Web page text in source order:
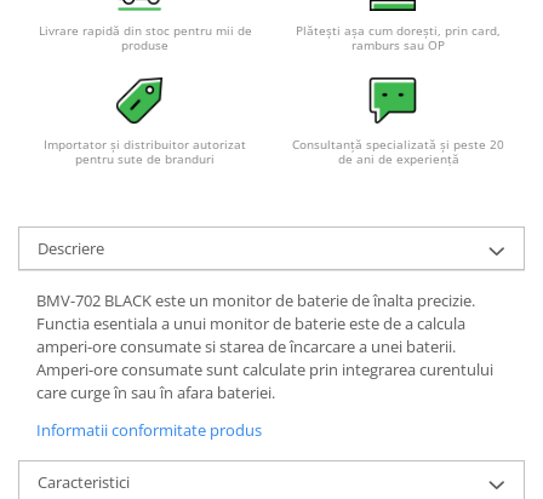
SLA AGM (Sealed Lead Acid)
Deep Cycle - Tractiune/Semi-
Marine & Caravan
APC
Redresoare, incarcatoare si testere
Redresoare auto, moto, barci si
stationare
Surse UPS
UPS pentru centrale termice si
extern
UPS Trifazat
Livrare rapidă din stoc pentru mii de
produse
Plătești așa cum dorești, prin card,
ramburs sau OP
Importator și distribuitor autorizat
pentru sute de branduri
Consultanță specializată și peste 20
de ani de experiență
Descriere
BMV-702 BLACK este un monitor de baterie de înalta precizie.
Functia esentiala a unui monitor de baterie este de a calcula
amperi-ore consumate si starea de încarcare a unei baterii.
Amperi-ore consumate sunt calculate prin integrarea curentului
care curge în sau în afara bateriei.
Informatii conformitate produs
Caracteristici